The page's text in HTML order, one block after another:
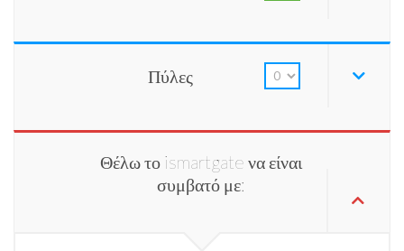
Πύλες
Θέλω το ismartgate να είναι
συμβατό με: